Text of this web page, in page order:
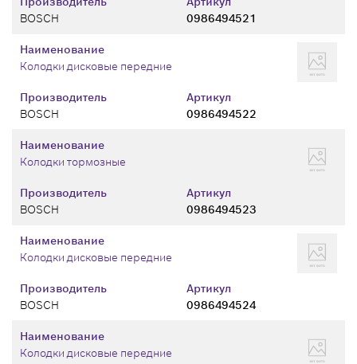
BOSCH
0986494521
Производитель
BOSCH
Артикул
0986494522
Наименование
Колодки дисковые передние
Производитель
BOSCH
Артикул
0986494523
Наименование
Колодки тормозные
Производитель
BOSCH
Артикул
0986494524
Наименование
Колодки дисковые передние
Наименование
Колодки дисковые передние